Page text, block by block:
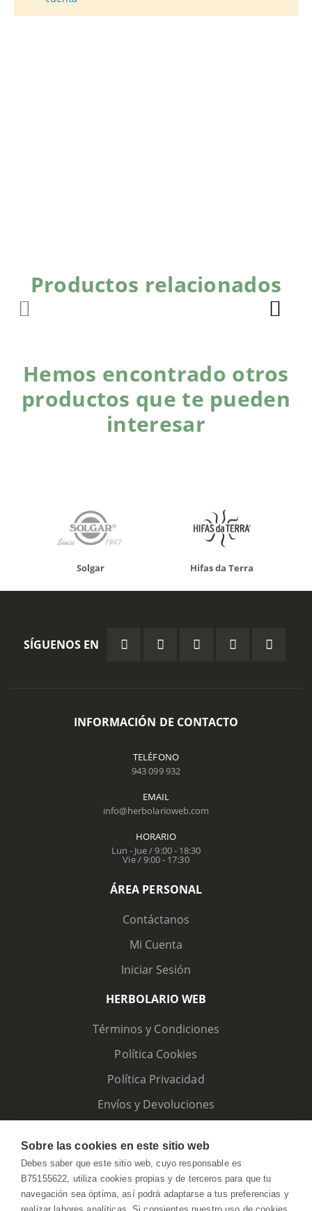
Productos relacionados
Hemos encontrado otros
productos que te pueden
interesar
Solgar Hifas da Terra
SÍGUENOS EN
INFORMACIÓN DE CONTACTO
TELÉFONO
943 099 932
EMAIL
info@herbolarioweb.com
HORARIO
Lun - Jue / 9:00 - 18:30
Vie / 9:00 - 17:30
ÁREA PERSONAL
Contáctanos
Mi Cuenta
Iniciar Sesión
HERBOLARIO WEB
Términos y Condiciones
Política Cookies
Política Privacidad
Envíos y Devoluciones
Sobre las cookies en este sitio web
Debes saber que este sitio web, cuyo responsable es
B75155622, utiliza cookies propias y de terceros para que tu
navegación sea óptima, así podrá adaptarse a tus preferencias y